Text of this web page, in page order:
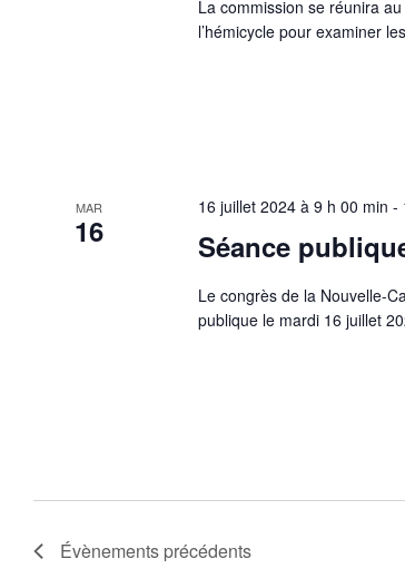
La commission se réunira
l’hémicycle pour examiner
MAR
16 Séance
16 juillet 2024 à 9 h 00 min -
Le congrès de la Nouvelle-
publique le mardi 16 juillet
Évènements précédents